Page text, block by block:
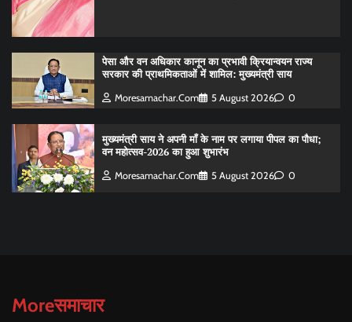
पेसा और वन अधिकार कानून का प्रभावी क्रियान्वयन राज्य
सरकार की प्राथमिकताओं में शामिल: मुख्यमंत्री साय
Moresamachar.com 5 August 2026 0
मुख्यमंत्री साय ने अपनी माँ के नाम पर लगाया पीपल का पौधा;
वन महोत्सव-2026 का हुआ शुभारंभ
Moresamachar.com 5 August 2026 0
Moreसमाचार